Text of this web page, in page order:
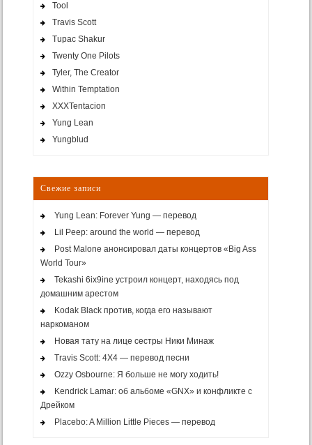
Tool
Travis Scott
Tupac Shakur
Twenty One Pilots
Tyler, The Creator
Within Temptation
XXXTentacion
Yung Lean
Yungblud
Свежие записи
Yung Lean: Forever Yung — перевод
Lil Peep: around the world — перевод
Post Malone анонсировал даты концертов «Big Ass
World Tour»
Tekashi 6ix9ine устроил концерт, находясь под
домашним арестом
Kodak Black против, когда его называют
наркоманом
Новая тату на лице сестры Ники Минаж
Travis Scott: 4X4 — перевод песни
Ozzy Osbourne: Я больше не могу ходить!
Kendrick Lamar: об альбоме «GNX» и конфликте с
Дрейком
Placebo: A Million Little Pieces — перевод